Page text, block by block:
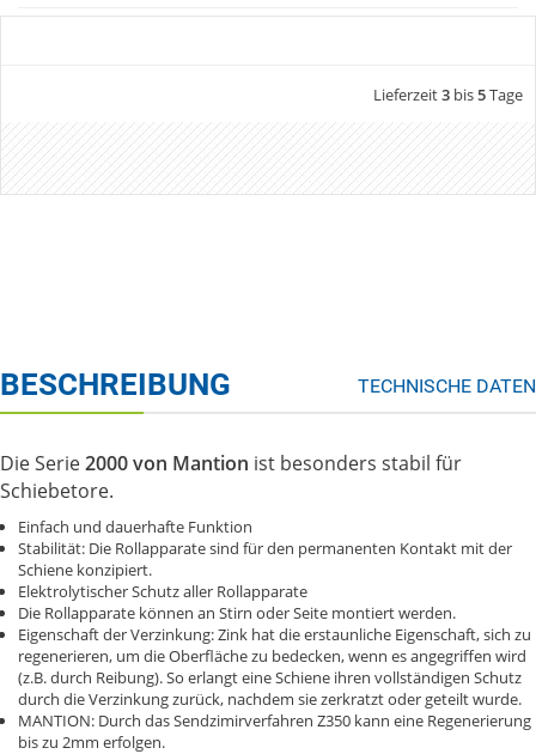
Lieferzeit3 bis5Tage
BESCHREIBUNG TECHNISCHE DATEN
Die Serie2000 von Mantion ist besonders stabil für
Schiebetore.
Einfach und dauerhafte Funktion
Stabilität: Die Rollapparate sind für den permanenten Kontakt mit der
Schiene konzipiert.
Elektrolytischer Schutz aller Rollapparate
Die Rollapparate können an Stirn oder Seite montiert werden.
Eigenschaft der Verzinkung: Zink hat die erstaunliche Eigenschaft, sich zu
regenerieren, um die Oberfläche zu bedecken, wenn es angegriffen wird
(z.B. durch Reibung). So erlangt eine Schiene ihren vollständigen Schutz
durch die Verzinkung zurück, nachdem sie zerkratzt oder geteilt wurde.
MANTION: Durch das Sendzimirverfahren Z350 kann eine Regenerierung
bis zu 2mm erfolgen.